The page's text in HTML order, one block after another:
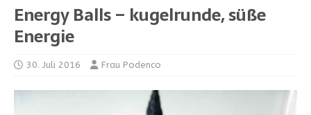
Energy Balls – kugelrunde, süße
Energie
30. Juli 2016 Frau Podenco